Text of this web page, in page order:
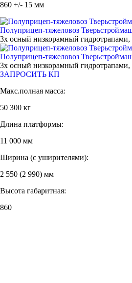
860 +/- 15 мм
Полуприцеп-тяжеловоз
3х осный низкорамный гидротрапами,
Полуприцеп-тяжеловоз
3х осный низкорамный гидротрапами,
ЗАПРОСИТЬ КП
Макс.полная масса:
50 300 кг
Длина платформы:
11 000 мм
Ширина (с уширителями):
2 550 (2 990) мм
Высота габаритная:
860